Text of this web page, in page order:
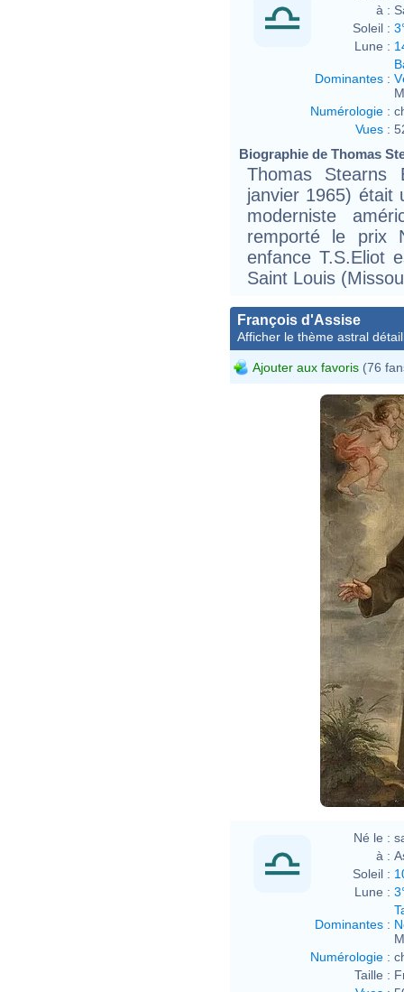
à :
Soleil :
Lune :
Dominantes :
Numérologie :
Vues :
Biographie de Thomas
Thomas
janvier 1965) était
moderniste
remporté le prix
enfance T.S.Eliot
Saint Louis
François d'Assise
Afficher le thème astral
Ajouter aux favoris (76
Né le :
à :
Soleil :
Lune :
Dominantes :
Numérologie :
Taille :